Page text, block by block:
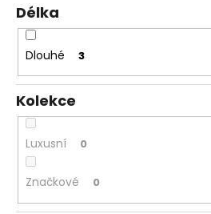
Délka
Dlouhé 3
Kolekce
Luxusní 0
Značkové 0